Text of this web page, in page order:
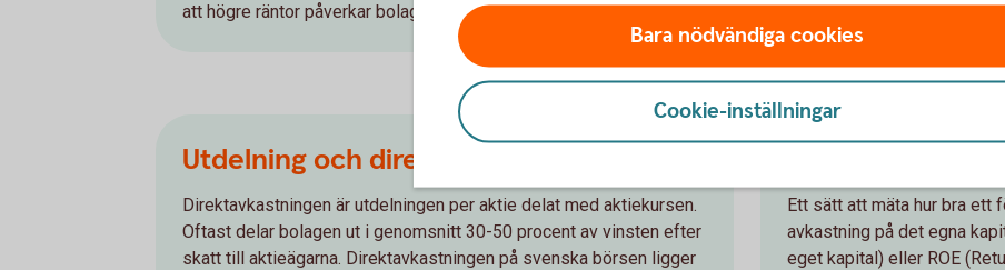
att högre räntor påverkar bolagets resultat på ett negativt sätt.
Utdelning och direktavkastning
Direktavkastningen är utdelningen per aktie delat med aktiekursen.
Oftast delar bolagen ut i genomsnitt 30-50 procent av vinsten efter
skatt till aktieägarna. Direktavkastningen på svenska börsen ligger
Ett sätt att mäta hur bra ett
avkastning på det egna
eget kapital) eller ROE
Bara nödvändiga cookies
Cookie-inställningar